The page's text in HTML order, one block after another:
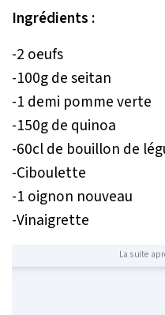
Ingrédients :
-2 oeufs
-100g de seitan
-1 demi pomme verte
-150g de quinoa
-60cl de bouillon de
-Ciboulette
-1 oignon nouveau
-Vinaigrette
La suite